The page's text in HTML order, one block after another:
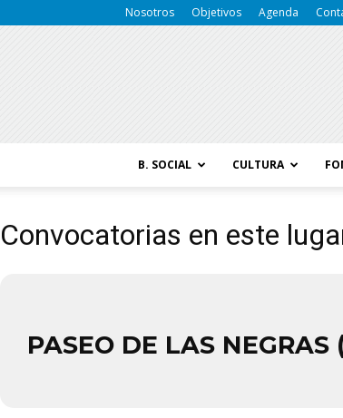
Nosotros Objetivos Agenda
B. SOCIAL CULTURA
Convocatorias en este
PASEO DE LAS NEGRAS